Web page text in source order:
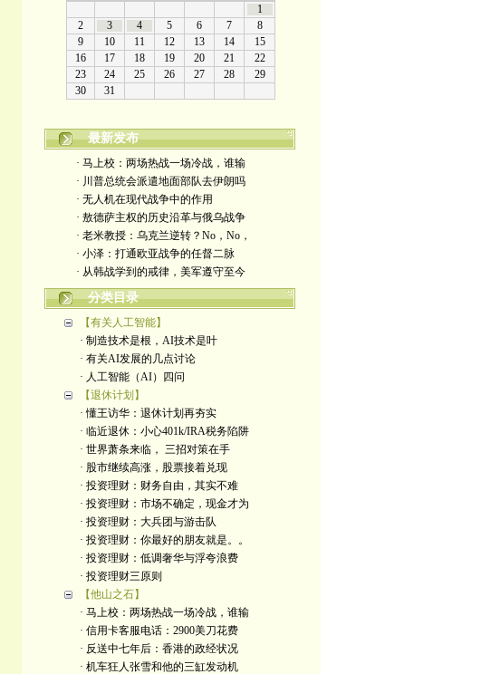
最新发布
· 马上校：两场热战一场冷战，谁输
· 川普总统会派遣地面部队去伊朗吗
· 无人机在现代战争中的作用
· 敖德萨主权的历史沿革与俄乌战争
· 老米教授：乌克兰逆转？No，No，
· 小泽：打通欧亚战争的任督二脉
· 从韩战学到的戒律，美军遵守至今
分类目录
【有关人工智能】
· 制造技术是根，AI技术是叶
· 有关AI发展的几点讨论
· 人工智能（AI）四问
【退休计划】
· 懂王访华：退休计划再夯实
· 临近退休：小心401k/IRA税务陷阱
· 世界萧条来临， 三招对策在手
· 股市继续高涨，股票接着兑现
· 投资理财：财务自由，其实不难
· 投资理财：市场不确定，现金才为
· 投资理财：大兵团与游击队
· 投资理财：你最好的朋友就是。。
· 投资理财：低调奢华与浮夸浪费
· 投资理财三原则
【他山之石】
· 马上校：两场热战一场冷战，谁输
· 信用卡客服电话：2900美刀花费
· 反送中七年后：香港的政经状况
· 机车狂人张雪和他的三缸发动机